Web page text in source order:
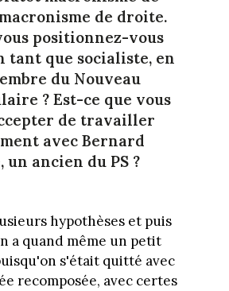
de droite.
positionnez-vous
tant que socialiste, en
du Nouveau
? Est-ce que vous
de travailler
avec Bernard
un ancien du PS ?
hypothèses et puis
a quand même un petit
s'était quitté avec
recomposée, avec certes